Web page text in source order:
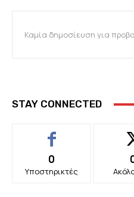
Καμία δημοσίευση για
STAY CONNECTED
0
Υποστηρικτές